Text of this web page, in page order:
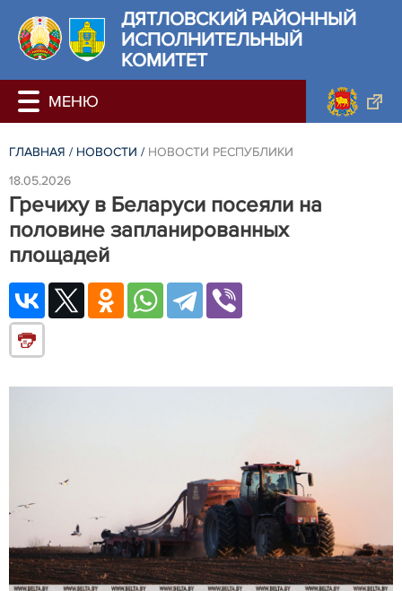
ДЯТЛОВСКИЙ РАЙОННЫЙ
ИСПОЛНИТЕЛЬНЫЙ
КОМИТЕТ
ГЛАВНАЯ / НОВОСТИ / НОВОСТИ РЕСПУБЛИКИ
18.05.2026
Гречиху в Беларуси посеяли на
половине запланированных
площадей